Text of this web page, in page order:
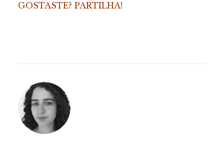
GOSTASTE? PARTILHA!